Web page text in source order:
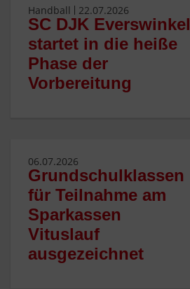
Handball 22.07.2026
SC DJK Everswinkel
startet in die heiße
Phase der
Vorbereitung
06.07.2026
Grundschulklassen
für Teilnahme am
Sparkassen
Vituslauf
ausgezeichnet